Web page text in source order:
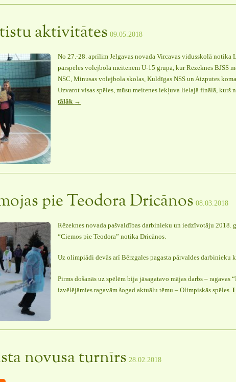
aktivitātes 09.05.2018
No 27.-28. aprīlim Jelgavas novada Vircavas vidusskolā notika
pārspēles volejbolā meitenēm U-15 grupā, kur Rēzeknes BJSS
NSC, Minusas volejbola skolas, Kuldīgas NSS un Aizputes
Uzvarot visas spēles, mūsu meitenes iekļuva lielajā finālā, kurš
tālāk “Bērzgales
→
pie Teodora Dricānos 08.03.2018
Rēzeknes novada pašvaldības darbinieku un iedzīvotāju 2018.
“Ciemos pie Teodora” notika Dricānos.
Uz olimpiādi devās arī Bērzgales pagasta pārvaldes darbinieku
Pirms došanās uz spēlēm bija jāsagatavo mājas darbs – ragavas
izvēlējāmies ragavām šogad aktuālu tēmu – Olimpiskās spēles.
novusa turnīrs 28.02.2018